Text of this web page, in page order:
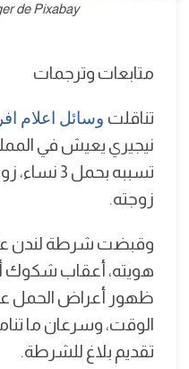
de Pixabay
متابعات وترجمات
تناقلت وسائل اعلام
نيجيري يعيش في
تسببه
زوجته.
وقبضت شرطة لندن
هويته، أعقاب شكوك
ظهور أعراض الحمل
الوقت، وسرعان ما
تقديم بلاغ للشرطة.